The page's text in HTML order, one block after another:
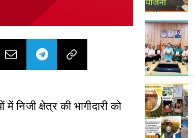
निजी क्षेत्र की भागीदारी को